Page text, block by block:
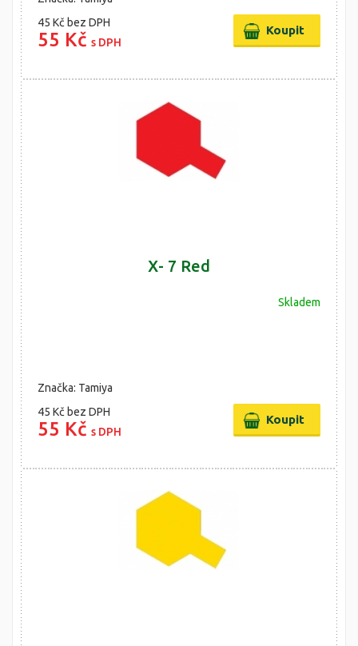
45 Kč bez DPH
55 Kč s DPH
X- 7 Red
Skladem
Značka: Tamiya
45 Kč bez DPH
55 Kč s DPH